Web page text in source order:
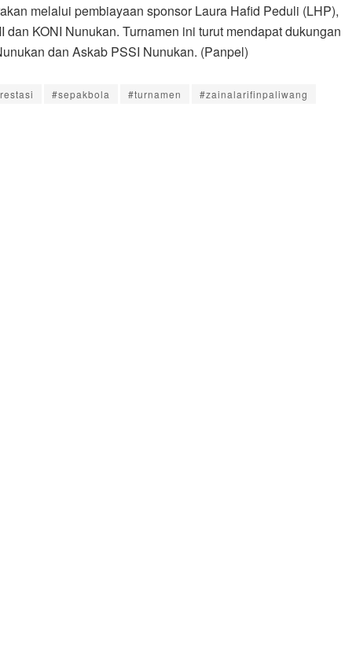
melalui pembiayaan sponsor Laura Hafid Peduli (LHP),
dan KONI Nunukan. Turnamen ini turut mendapat dukungan
dan Askab PSSI Nunukan. (Panpel)
#sepakbola #turnamen
#zainalarifinpaliwang